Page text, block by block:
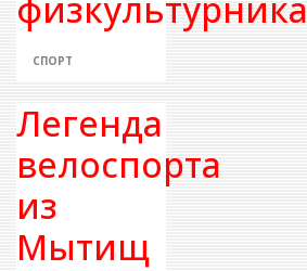
СПОРТ
Легенда
велоспорта
из
Мытищ